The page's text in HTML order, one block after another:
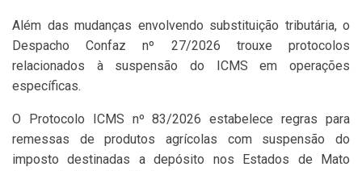
Além das mudanças envolvendo substituição tributária, o
Despacho Confaz nº 27/2026 trouxe protocolos
relacionados à suspensão do ICMS em operações
específicas.
O Protocolo ICMS nº 83/2026 estabelece regras para
remessas de produtos agrícolas com suspensão do
imposto destinadas a depósito nos Estados de Mato